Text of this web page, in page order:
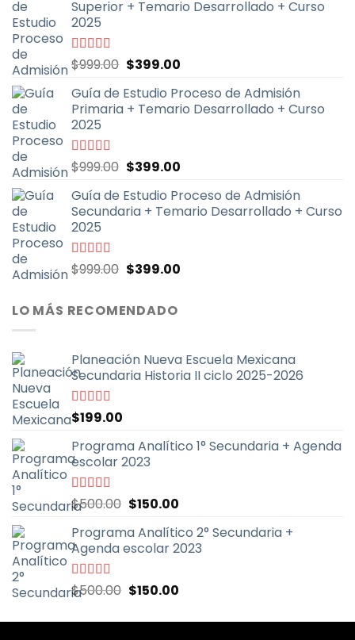
Superior + Temario Desarrollado + Curso
2025
Valorado
con
5
$999.00 El
original
era:
$399.00El
actual
es:
Guía de Estudio Proceso de Admisión
Primaria + Temario Desarrollado + Curso
2025
Valorado
con
5
$999.00 El
original
era:
$399.00El
actual
es:
Guía de Estudio Proceso de Admisión
Secundaria + Temario Desarrollado + Curso
2025
Valorado
con
$999.00 El
original
era:
$399.00El
LO MÁS RECOMENDADO
Planeación Nueva Escuela Mexicana
Secundaria Historia II ciclo 2025-2026
Valorado
5
$199.00
Programa Analítico 1° Secundaria + Agenda
escolar 2023
Valorado
con
5
$500.00 El
original
era:
$150.00El
actual
es:
Programa Analítico 2° Secundaria +
Agenda escolar 2023
Valorado
con
$500.00 El
original
$150.00El
actual